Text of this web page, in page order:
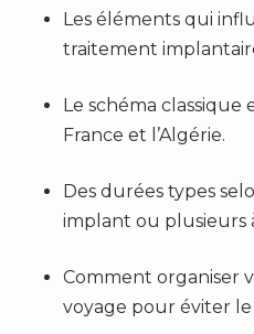
Les éléments qui
traitement
Le schéma
France et l’Algérie.
Des durées types
implant ou plusieurs
Comment organiser
voyage pour éviter le